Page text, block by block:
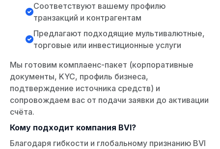
Соответствуют вашему профилю
транзакций и контрагентам
Предлагают подходящие мультивалютные,
торговые или инвестиционные услуги
Мы готовим комплаенс-пакет (корпоративные
документы, KYC, профиль бизнеса,
подтверждение источника средств) и
сопровождаем вас от подачи заявки до активации
счёта.
Кому подходит компания BVI?
Благодаря гибкости и глобальному признанию BVI